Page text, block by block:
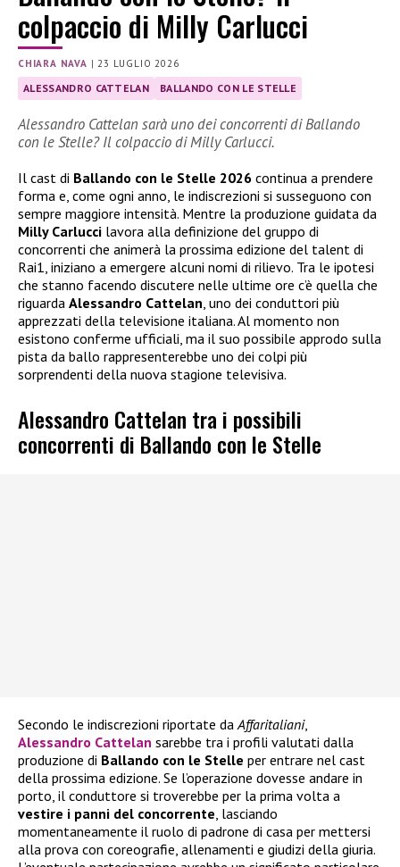
colpaccio di Milly Carlucci
CHIARA NAVA | 23 LUGLIO 2026
ALESSANDRO CATTELAN BALLANDO CON LE STELLE
Alessandro Cattelan sarà uno dei concorrenti di Ballando
con le Stelle? Il colpaccio di Milly Carlucci.
Il cast di Ballando con le Stelle 2026 continua a prendere
forma e, come ogni anno, le indiscrezioni si susseguono con
sempre maggiore intensità. Mentre la produzione guidata da
Milly Carlucci lavora alla definizione del gruppo di
concorrenti che animerà la prossima edizione del talent di
Rai1, iniziano a emergere alcuni nomi di rilievo. Tra le ipotesi
che stanno facendo discutere nelle ultime ore c’è quella che
riguarda Alessandro Cattelan , uno dei conduttori più
apprezzati della televisione italiana. Al momento non
esistono conferme ufficiali, ma il suo possibile approdo sulla
pista da ballo rappresenterebbe uno dei colpi più
sorprendenti della nuova stagione televisiva.
Alessandro Cattelan tra i possibili
concorrenti di Ballando con le Stelle
Secondo le indiscrezioni riportate da Affaritaliani,
Alessandro Cattelan sarebbe tra i profili valutati dalla
produzione di Ballando con le Stelle per entrare nel cast
della prossima edizione. Se l’operazione dovesse andare in
porto, il conduttore si troverebbe per la prima volta a
vestire i panni del concorrente , lasciando
momentaneamente il ruolo di padrone di casa per mettersi
alla prova con coreografie, allenamenti e giudizi della giuria.